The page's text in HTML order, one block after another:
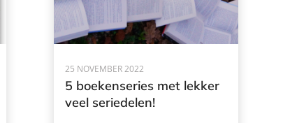
25 NOVEMBER 2022
5 boekenseries met lekker
veel seriedelen!